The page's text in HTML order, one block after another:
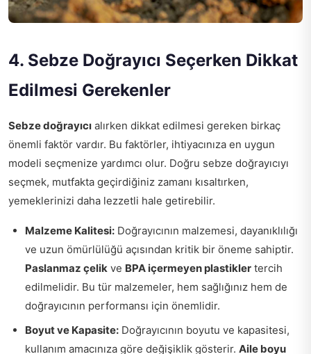
4. Sebze Doğrayıcı Seçerken Dikkat
Edilmesi Gerekenler
Sebze doğrayıcı alırken dikkat edilmesi gereken birkaç
önemli faktör vardır. Bu faktörler, ihtiyacınıza en uygun
modeli seçmenize yardımcı olur. Doğru sebze doğrayıcıyı
seçmek, mutfakta geçirdiğiniz zamanı kısaltırken,
yemeklerinizi daha lezzetli hale getirebilir.
Malzeme Kalitesi: Doğrayıcının malzemesi, dayanıklılığı
ve uzun ömürlülüğü açısından kritik bir öneme sahiptir.
Paslanmaz çelik ve BPA içermeyen plastikler tercih
edilmelidir. Bu tür malzemeler, hem sağlığınız hem de
doğrayıcının performansı için önemlidir.
Boyut ve Kapasite: Doğrayıcının boyutu ve kapasitesi,
kullanım amacınıza göre değişiklik gösterir. Aile boyu